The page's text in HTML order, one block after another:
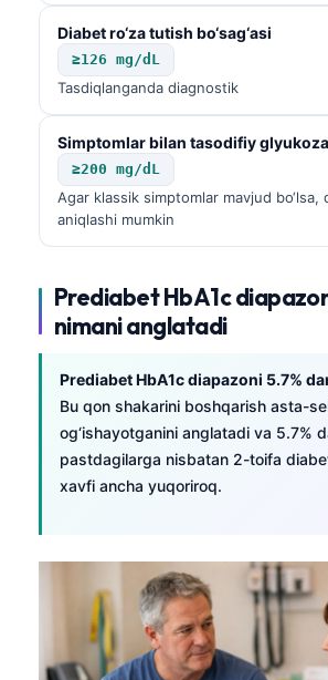
Diabet ro‘za tutish bo‘sag‘asi
≥126 mg/dL
Tasdiqlanganda diagnostik
Simptomlar bilan tasodifiy glyukoza
≥200 mg/dL
Agar klassik simptomlar mavjud bo‘lsa,
aniqlashi mumkin
Prediabet HbA1c
nimani anglatadi
Prediabet HbA1c diapazoni 5.7%
Bu qon shakarini boshqarish asta-
og‘ishayotganini anglatadi va 5.7%
pastdagilarga nisbatan 2-toifa
xavfi ancha yuqoriroq.